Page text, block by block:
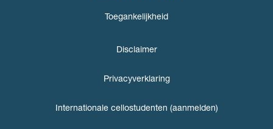
Toegankelijkheid
Disclaimer
Privacyverklaring
Internationale cellostudenten (aanmelden)